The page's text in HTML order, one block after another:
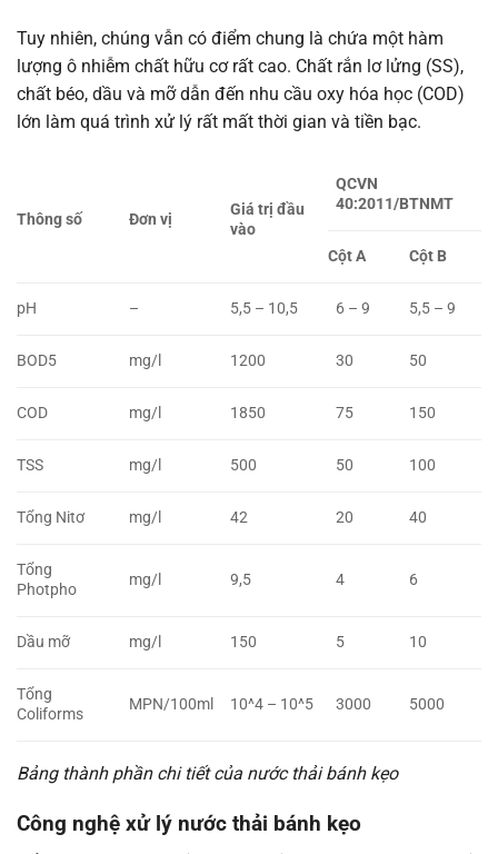
Tuy nhiên, chúng vẫn có điểm chung là chứa một hàm
lượng ô nhiễm chất hữu cơ rất cao. Chất rắn lơ lửng (SS),
chất béo, dầu và mỡ dẫn đến nhu cầu oxy hóa học (COD)
lớn làm quá trình xử lý rất mất thời gian và tiền bạc.
Thông số Đơn vị
Giá trị đầu
vào
QCVN
40:2011/BTNMT
Cột A Cột B
pH – 5,5 – 10,5 6 – 9 5,5 – 9
BOD5 mg/l 1200 30 50
COD mg/l 1850 75 150
TSS mg/l 500 50 100
Tổng Nitơ mg/l 42 20 40
Tổng
Photpho
mg/l 9,5 4 6
Dầu mỡ mg/l 150 5 10
Tổng
Coliforms
MPN/100ml 10^4 – 10^5 3000 5000
Bảng thành phần chi tiết của nước thải bánh kẹo
Công nghệ xử lý nước thải bánh kẹo